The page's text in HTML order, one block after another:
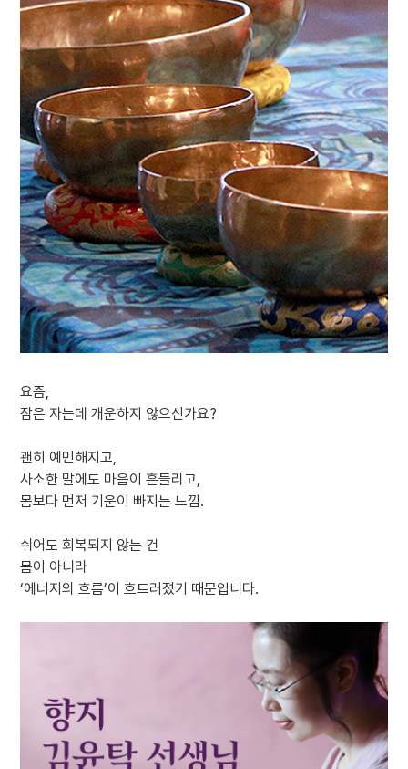
요즘,
잠은 자는데 개운하지 않으신가요?
괜히 예민해지고,
사소한 말에도 마음이 흔들리고,
몸보다 먼저 기운이 빠지는 느낌.
쉬어도 회복되지 않는 건
몸이 아니라
‘에너지의 흐름’이 흐트러졌기 때문입니다.